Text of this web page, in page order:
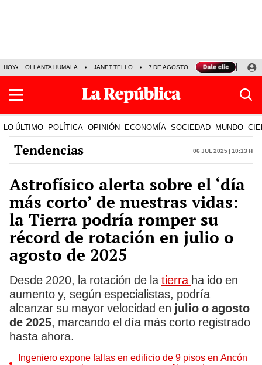
HOY OLLANTA HUMALA JANET TELLO 7 DE AGOSTO TINKA RESULTADOS
LO ÚLTIMO POLÍTICA OPINIÓN ECONOMÍA SOCIEDAD MUNDO
Tendencias 06 Jul 2025 | 10:13 h
Astrofísico alerta sobre el ‘día
más corto’ de nuestras vidas:
la Tierra podría romper su
récord de rotación en julio o
agosto de 2025
Desde 2020, la rotación de la tierra ha ido en
aumento y, según especialistas, podría
alcanzar su mayor velocidad en julio o agosto
de 2025, marcando el día más corto registrado
hasta ahora.
Ingeniero expone fallas en edificio de 9 pisos en Ancón